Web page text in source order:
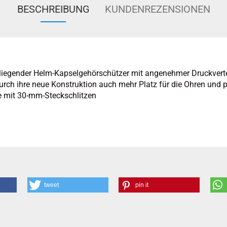
BESCHREIBUNG KUNDENREZENSIONEN
Helm-Kapselgehörschützer mit angenehmer
ihre neue Konstruktion auch mehr Platz für die Ohren und
30-mm-Steckschlitzen
tweet pin it